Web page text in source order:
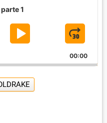
1
P
A
Y
P
J
U
M
00:00